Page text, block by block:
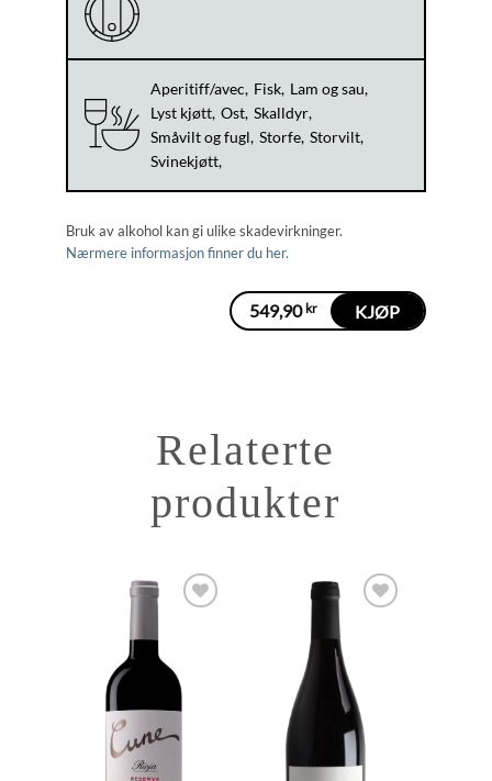
Aperitiff/avec Fisk Lam og sau
Lyst kjøtt Ost Skalldyr
Småvilt og fugl Storfe Storvilt
Svinekjøtt
Bruk av alkohol kan gi ulike skadevirkninger.
Nærmere informasjon finner du her.
549,90 kr KJØP
Relaterte
produkter